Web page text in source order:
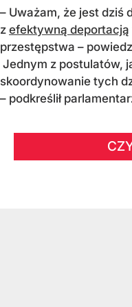
– Uważam, że jest dziś
z efektywną deportacją
przestępstwa –
Jednym z postulatów,
skoordynowanie tych
– podkreślił